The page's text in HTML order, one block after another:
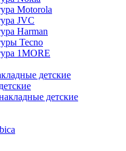
Motorola
JVC
Harman
Tecno
1MORE
детские
детские